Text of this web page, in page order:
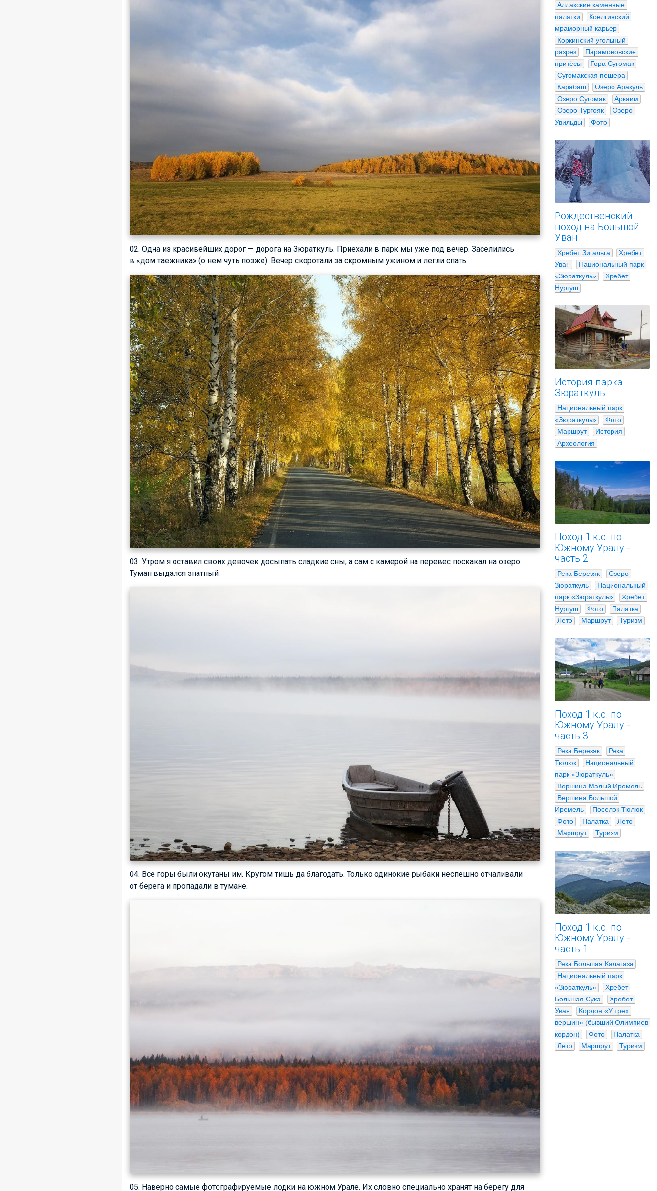
02. Одна из красивейших дорог — дорога на Зюраткуль. Приехали в парк мы уже под вечер. Заселились
в «дом таежника» (о нем чуть позже). Вечер скоротали за скромным ужином и легли спать.
03. Утром я оставил своих девочек досыпать сладкие сны, а сам с камерой на перевес поскакал на озеро.
Туман выдался знатный.
04. Все горы были окутаны им. Кругом тишь да благодать. Только одинокие рыбаки неспешно отчаливали
от берега и пропадали в тумане.
05. Наверно самые фотографируемые лодки на южном Урале. Их словно специально хранят на берегу для
Аллакские каменные
палатки
Коелгинский
мраморный карьер
Коркинский угольный
разрез
Парамоновские
притёсы
Гора Сугомак
Сугомакская пещера
Карабаш
Озеро Аракуль
Озеро Сугомак
Аркаим
Озеро Тургояк
Озеро
Увильды
Фото
Рождественский
поход на Большой
Уван
Хребет Зигальга
Хребет
Уван
Национальный парк
«Зюраткуль»
Хребет
Нургуш
История парка
Зюраткуль
Национальный парк
«Зюраткуль»
Фото
Маршрут
История
Археология
Поход 1 к.с. по
Южному Уралу -
часть 2
Река Березяк
Озеро
Зюраткуль
Национальный
парк «Зюраткуль»
Хребет
Нургуш
Фото
Палатка
Лето
Маршрут Туризм
Поход 1 к.с. по
Южному Уралу -
часть 3
Река Березяк
Река
Тюлюк
Национальный
парк «Зюраткуль»
Вершина Малый Иремель
Вершина Большой
Иремель
Поселок Тюлюк
Фото
Палатка
Лето
Маршрут
Туризм
Поход 1 к.с. по
Южному Уралу -
часть 1
Река Большая Калагаза
Национальный парк
«Зюраткуль»
Хребет
Большая Сука
Хребет
Уван
Кордон «У трех
вершин» (бывший Олимпиев
кордон)
Фото
Палатка
Лето
Маршрут Туризм